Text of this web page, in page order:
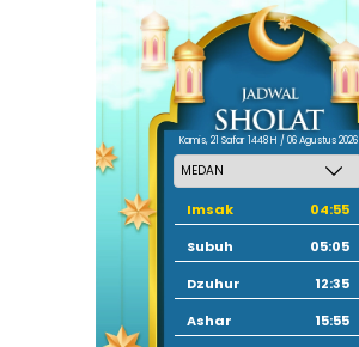
Kamis, 21 Safar 1448 H / 06 Agustus 2026
Imsak
04:55
Subuh
05:05
Dzuhur
12:35
Ashar
15:55